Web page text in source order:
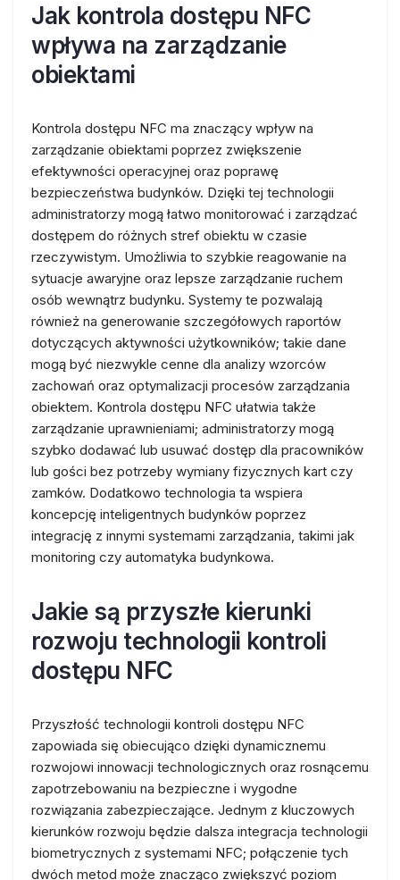
Jak kontrola dostępu NFC
wpływa na zarządzanie
obiektami
Kontrola dostępu NFC ma znaczący wpływ na
zarządzanie obiektami poprzez zwiększenie
efektywności operacyjnej oraz poprawę
bezpieczeństwa budynków. Dzięki tej technologii
administratorzy mogą łatwo monitorować i zarządzać
dostępem do różnych stref obiektu w czasie
rzeczywistym. Umożliwia to szybkie reagowanie na
sytuacje awaryjne oraz lepsze zarządzanie ruchem
osób wewnątrz budynku. Systemy te pozwalają
również na generowanie szczegółowych raportów
dotyczących aktywności użytkowników; takie dane
mogą być niezwykle cenne dla analizy wzorców
zachowań oraz optymalizacji procesów zarządzania
obiektem. Kontrola dostępu NFC ułatwia także
zarządzanie uprawnieniami; administratorzy mogą
szybko dodawać lub usuwać dostęp dla pracowników
lub gości bez potrzeby wymiany fizycznych kart czy
zamków. Dodatkowo technologia ta wspiera
koncepcję inteligentnych budynków poprzez
integrację z innymi systemami zarządzania, takimi jak
monitoring czy automatyka budynkowa.
Jakie są przyszłe kierunki
rozwoju technologii kontroli
dostępu NFC
Przyszłość technologii kontroli dostępu NFC
zapowiada się obiecująco dzięki dynamicznemu
rozwojowi innowacji technologicznych oraz rosnącemu
zapotrzebowaniu na bezpieczne i wygodne
rozwiązania zabezpieczające. Jednym z kluczowych
kierunków rozwoju będzie dalsza integracja technologii
biometrycznych z systemami NFC; połączenie tych
dwóch metod może znacząco zwiększyć poziom